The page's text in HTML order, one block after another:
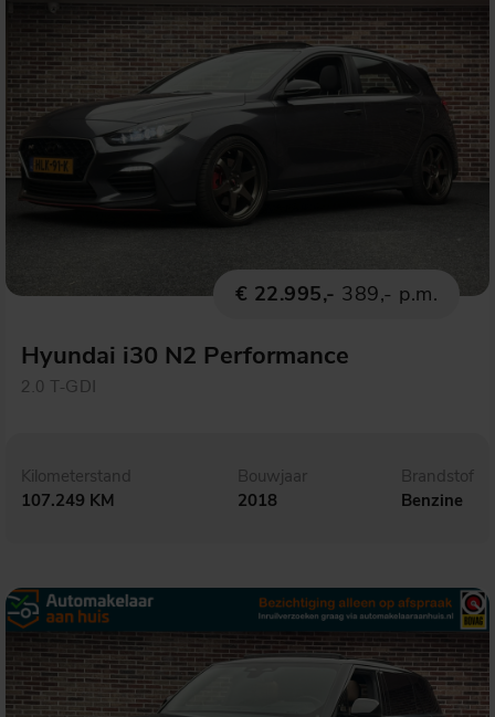
€ 22.995,- 389,- p.m.
Hyundai i30 N2 Performance
2.0 T-GDI
Kilometerstand
107.249 KM
Bouwjaar
2018
Brandstof
Benzine